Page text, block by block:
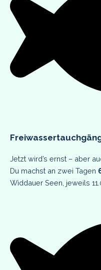
Jetzt wird’s ernst – aber
Du machst an zwei Tagen
Widdauer Seen, jeweils